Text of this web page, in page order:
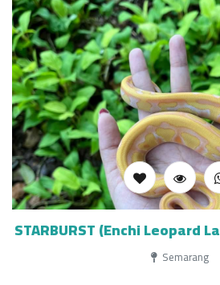
STARBURST (Enchi Leopard
Semarang